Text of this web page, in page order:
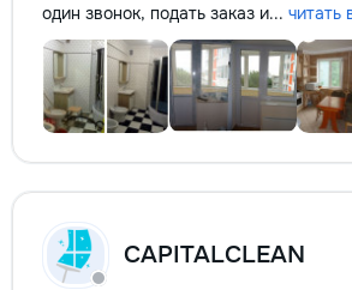
один звонок, подать заказ и... читать
CAPITALCLEAN